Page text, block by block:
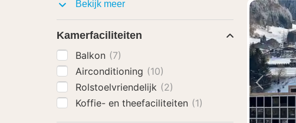
Bekijk meerFaciliteiten
Kamerfaciliteiten
Balkon (7)
Airconditioning (10)
Rolstoelvriendelijk (2)
Koffie- en theefaciliteiten (1)